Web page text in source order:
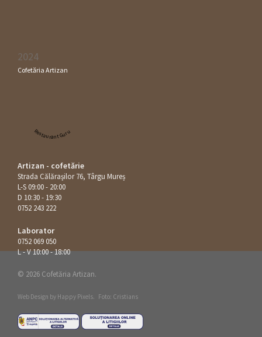
2024
Cofetăria Artizan
Restaurant Guru
Artizan - cofetărie
Strada Călăraşilor 76, Târgu Mureș
L-S 09:00 - 20:00
D 10:30 - 19:30
0752 243 222
Laborator
0752 069 050
L - V 10:00 - 18:00
© 2026 Cofetăria Artizan.
Web Design by Happy Pixels. Foto: Cristians